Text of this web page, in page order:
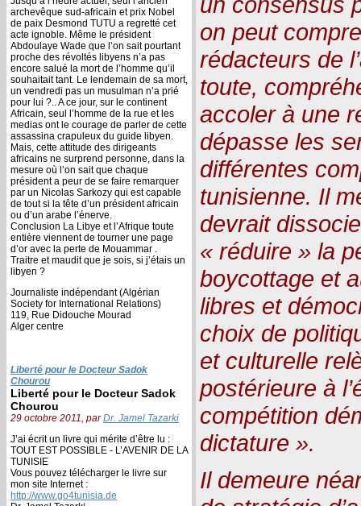
archevêque sud-africain et prix Nobel
de paix Desmond TUTU a regretté cet
acte ignoble. Même le président
Abdoulaye Wade que l’on sait pourtant
proche des révoltés libyens n’a pas
encore salué la mort de l’homme qu’il
souhaitait tant. Le lendemain de sa mort,
un vendredi pas un musulman n’a prié
pour lui ?.. A ce jour, sur le continent
Africain, seul l’homme de la rue et les
medias ont le courage de parler de cette
assassina crapuleux du guide libyen.
Mais, cette attitude des dirigeants
africains ne surprend personne, dans la
mesure où l’on sait que chaque
président a peur de se faire remarquer
par un Nicolas Sarkozy qui est capable
de tout si la tête d’un président africain
ou d’un arabe l’énerve.
Conclusion La Libye et l’Afrique toute
entière viennent de tourner une page
d’or avec la perte de Mouammar .
Traitre et maudit que je sois, si j’étais un
libyen ?
Journaliste indépendant (Algérian
Society for International Relations)
119, Rue Didouche Mourad
Alger centre
Liberté pour le Docteur Sadok
Chourou
Liberté pour le Docteur Sadok
Chourou
29 octobre 2011, parDr. Jamel Tazarki
J’ai écrit un livre qui mérite d’être lu :
TOUT EST POSSIBLE - L’AVENIR DE LA
TUNISIE
Vous pouvez télécharger le livre sur
mon site Internet :
http://www.go4tunisia.de
on peut
rédacteurs de
toute,
accoler à une
dépasse les
différentes
tunisienne. Il
devrait
« réduire » la
boycottage et
libres et
choix de
et culturelle
postérieure à
compétition
dictature ».
Il demeure